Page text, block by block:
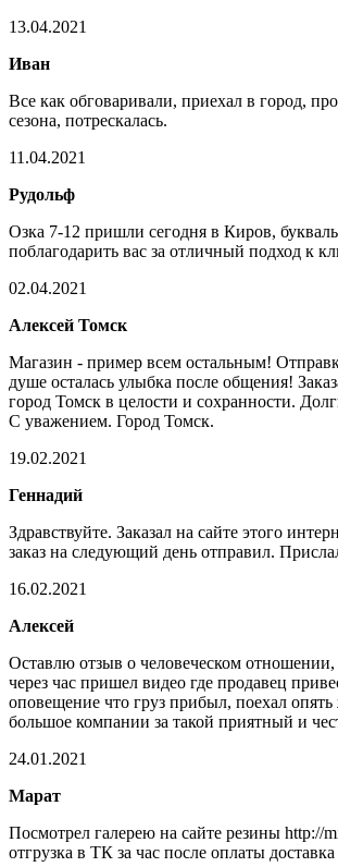
13.04.2021
Иван
Все как обговаривали, приехал в город,
сезона, потрескалась.
11.04.2021
Рудольф
Озка 7-12 пришли сегодня в Киров,
поблагодарить вас за отличный подход к
02.04.2021
Алексей Томск
Магазин - пример всем остальным!
душе осталась улыбка после общения!
город Томск в целости и сохранности.
С уважением. Город Томск.
19.02.2021
Геннадий
Здравствуйте. Заказал на сайте этого
заказ на следующий день отправил.
16.02.2021
Алексей
Оставлю отзыв о человеческом
через час пришел видео где продавец
оповещение что груз прибыл, поехал
большое компании за такой приятный и
24.01.2021
Марат
Посмотрел галерею на сайте резины http://
отгрузка в ТК за час после оплаты